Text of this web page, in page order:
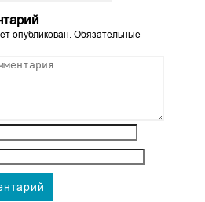
опубликован.Обязательные